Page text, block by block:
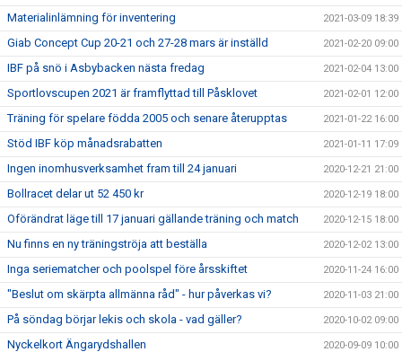
Materialinlämning för inventering 2021-03-09 18:39
Giab Concept Cup 20-21 och 27-28 mars är inställd 2021-02-20 09:00
IBF på snö i Asbybacken nästa fredag 2021-02-04 13:00
Sportlovscupen 2021 är framflyttad till Påsklovet 2021-02-01 12:00
Träning för spelare födda 2005 och senare återupptas 2021-01-22 16:00
Stöd IBF köp månadsrabatten 2021-01-11 17:09
Ingen inomhusverksamhet fram till 24 januari 2020-12-21 21:00
Bollracet delar ut 52 450 kr 2020-12-19 18:00
Oförändrat läge till 17 januari gällande träning och match 2020-12-15 18:00
Nu finns en ny träningströja att beställa 2020-12-02 13:00
Inga seriematcher och poolspel före årsskiftet 2020-11-24 16:00
"Beslut om skärpta allmänna råd" - hur påverkas vi? 2020-11-03 21:00
På söndag börjar lekis och skola - vad gäller? 2020-10-02 09:00
Nyckelkort Ängarydshallen 2020-09-09 10:00